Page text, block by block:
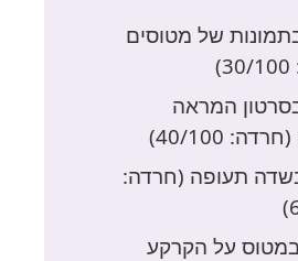
של מטוסים
המראה
40/100)
תעופה (חרדה:
על הקרקע